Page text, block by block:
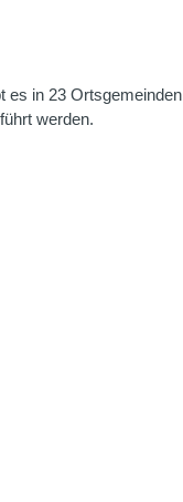
es in 23 Ortsgemeinden
werden.